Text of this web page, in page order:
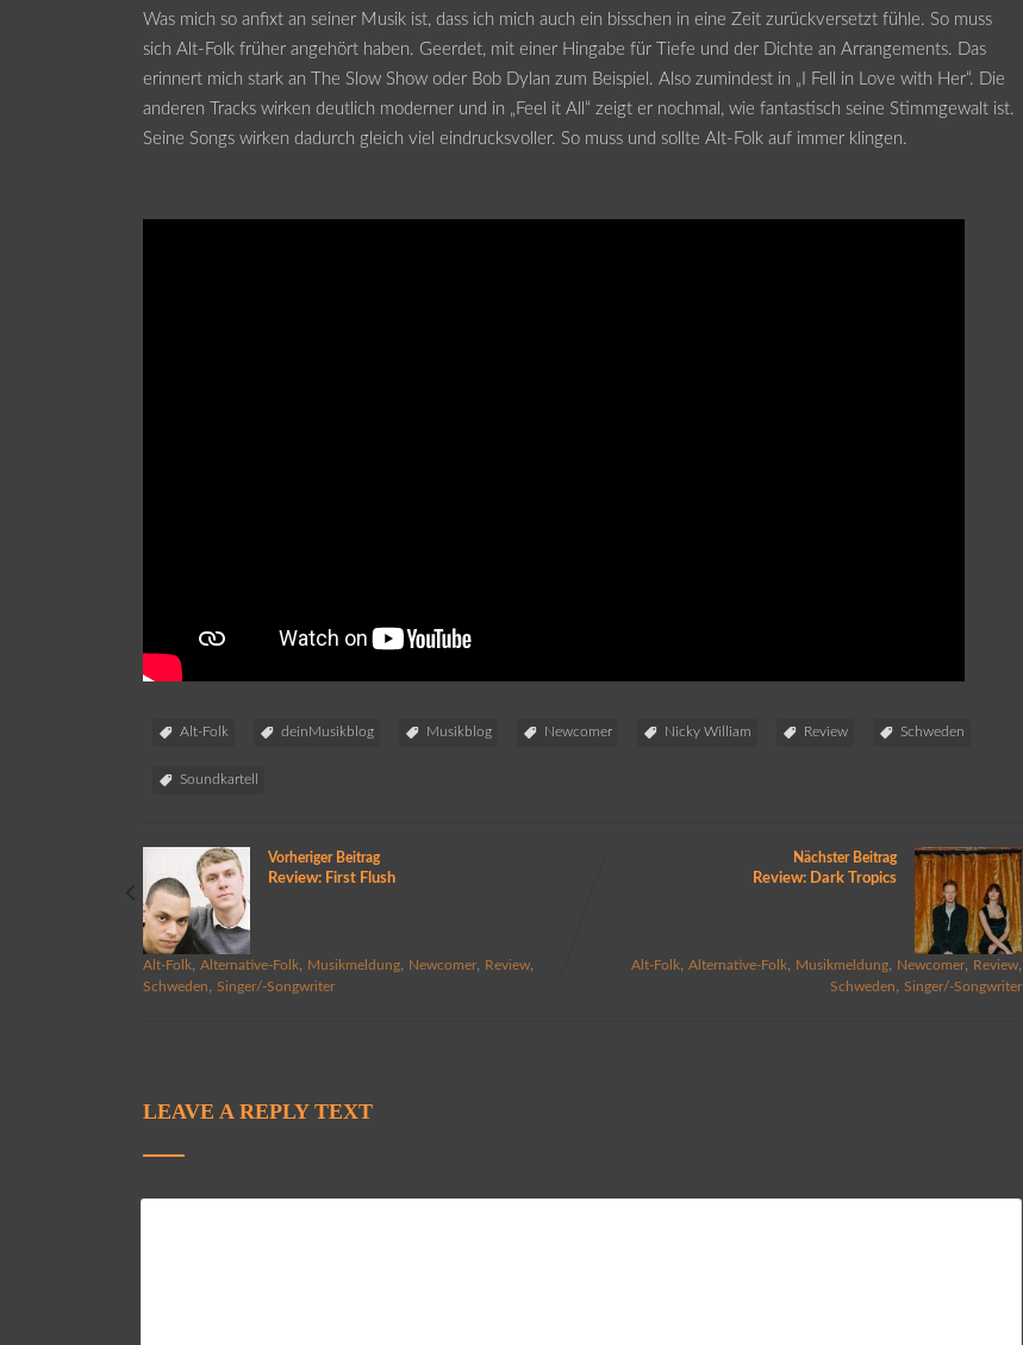
Was mich so anfixt an seiner Musik ist, dass ich mich auch ein bisschen in eine Zeit zurückversetzt fühle. So muss
sich Alt-Folk früher angehört haben. Geerdet, mit einer Hingabe für Tiefe und der Dichte an Arrangements. Das
erinnert mich stark an The Slow Show oder Bob Dylan zum Beispiel. Also zumindest in „I Fell in Love with Her“. Die
anderen Tracks wirken deutlich moderner und in „Feel it All“ zeigt er nochmal, wie fantastisch seine Stimmgewalt ist.
Seine Songs wirken dadurch gleich viel eindrucksvoller. So muss und sollte Alt-Folk auf immer klingen.
Alt-Folk deinMusikblog Musikblog Newcomer Nicky William Review Schweden
Soundkartell
Vorheriger Beitrag
Review: First Flush
Alt-Folk ,Alternative-Folk Musikmeldung Newcomer Review
Schweden ,Singer/-Songwriter
Nächster Beitrag
Review: Dark Tropics
Alt-Folk ,Alternative-Folk Musikmeldung Newcomer Review
Schweden ,Singer/-Songwriter
LEAVE A REPLY TEXT